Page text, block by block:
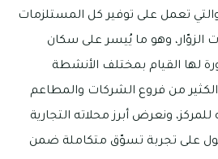
والتي تعمل على توفير كل المستلزمات
الزوّار، وهو ما يُيسر على سكان
لها القيام بمختلف الأنشطة
من فروع الشركات والمطاعم
ونعرض أبرز محلاته التجارية
على تجربة تسوّق متكاملة ضمن